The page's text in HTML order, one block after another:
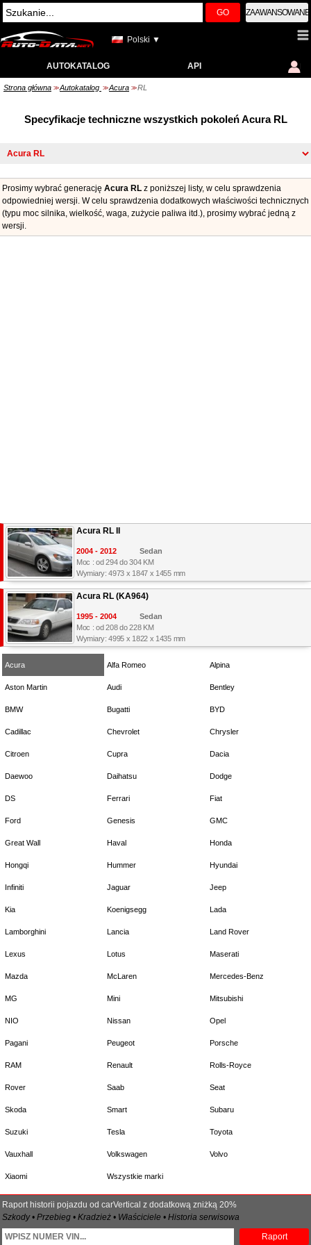
GO ZAAWANSOWANE
Polski ▼
AUTOKATALOG API
Strona główna >> Autokatalog >> Acura >> RL
Specyfikacje techniczne wszystkich pokoleń Acura RL
Prosimy wybrać generację Acura RL z poniższej listy, w celu sprawdzenia
odpowiedniej wersji. W celu sprawdzenia dodatkowych właściwości technicznych
(typu moc silnika, wielkość, waga, zużycie paliwa itd.), prosimy wybrać jedną z
wersji.
Acura RL II
2004 - 2012
Sedan
Moc : od 294 do 304 KM
Wymiary: 4973 x 1847 x 1455 mm
Acura RL (KA964)
1995 - 2004
Sedan
Moc : od 208 do 228 KM
Wymiary: 4995 x 1822 x 1435 mm
Acura Alfa Romeo Alpina
Aston Martin Audi Bentley
BMW Bugatti BYD
Cadillac Chevrolet Chrysler
Citroen Cupra Dacia
Daewoo Daihatsu Dodge
DS Ferrari Fiat
Ford Genesis GMC
Great Wall Haval Honda
Hongqi Hummer Hyundai
Infiniti Jaguar Jeep
Kia Koenigsegg Lada
Lamborghini Lancia Land Rover
Lexus Lotus Maserati
Mazda McLaren Mercedes-Benz
MG Mini Mitsubishi
NIO Nissan Opel
Pagani Peugeot Porsche
RAM Renault Rolls-Royce
Rover Saab Seat
Skoda Smart Subaru
Suzuki Tesla Toyota
Vauxhall Volkswagen Volvo
Xiaomi Wszystkie marki
Raport historii pojazdu od carVertical z dodatkową zniżką 20%
Szkody • Przebieg • Kradzież • Właściciele • Historia serwisowa
Raport